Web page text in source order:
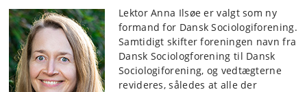
Lektor Anna Ilsøe er valgt som ny
formand for Dansk Sociologiforening.
Samtidigt skifter foreningen navn fra
Dansk Sociologforening til Dansk
Sociologiforening, og vedtægterne
revideres, således at alle der